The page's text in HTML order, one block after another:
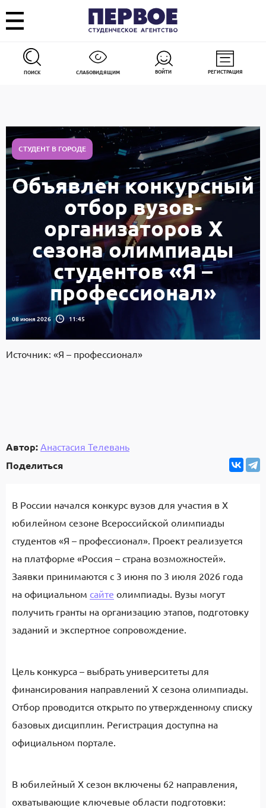
ПОИСК СЛАБОВИДЯЩИМ ВОЙТИ РЕГИСТРАЦИЯ
СТУДЕНТ В ГОРОДЕ
Объявлен конкурсный
отбор вузов-
организаторов X
сезона олимпиады
студентов «Я –
профессионал»
08 июня 2026 11:45
Источник: «Я – профессионал»
Автор: Анастасия Телевань
Поделиться
В России начался конкурс вузов для участия в X
юбилейном сезоне Всероссийской олимпиады
студентов «Я – профессионал». Проект реализуется
на платформе «Россия – страна возможностей».
Заявки принимаются с 3 июня по 3 июля 2026 года
на официальном сайте олимпиады. Вузы могут
получить гранты на организацию этапов, подготовку
заданий и экспертное сопровождение.
Цель конкурса – выбрать университеты для
финансирования направлений X сезона олимпиады.
Отбор проводится открыто по утвержденному списку
базовых дисциплин. Регистрация доступна на
официальном портале.
В юбилейный X сезон включены 62 направления,
охватывающие ключевые области подготовки: